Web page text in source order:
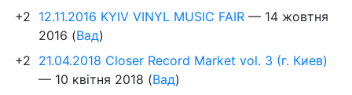
+2 12.11.2016 KYIV VINYL MUSIC FAIR — 14 жовтня
2016 (Вад)
+2 21.04.2018 Closer Record Market vol. 3 (г. Киев)
— 10 квітня 2018 (Вад)